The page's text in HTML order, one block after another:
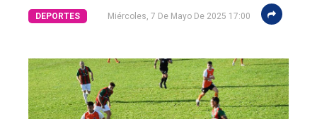
DEPORTES Miércoles, 7 De Mayo De 2025 17:00